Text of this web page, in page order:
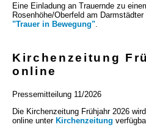
Eine Einladung an Trauernde zu
Rosenhöhe/Oberfeld am Darmstädter
"Trauer in Bewegung"
Kirchenzeitung
online
Pressemitteilung 11/2026
Die Kirchenzeitung Frühjahr 2026
online unter Kirchenzeitung